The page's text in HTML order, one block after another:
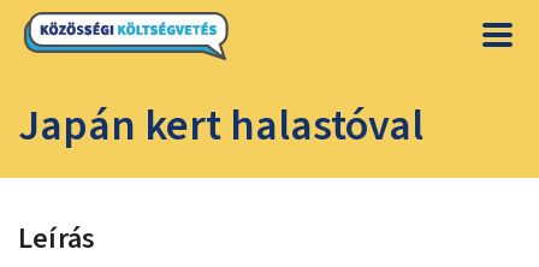
Japán kert halastóval
Leírás